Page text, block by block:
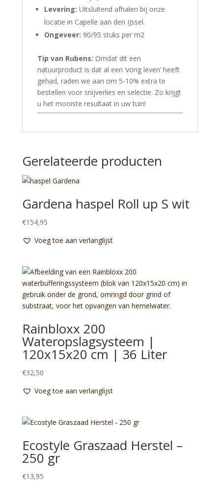
Levering: Uitsluitend afhalen bij onze
locatie in Capelle aan den IJssel.
Ongeveer: 90/95 stuks per m2
Tip van Rubens: Omdat dit een
natuurproduct is dat al een ‘vorig leven’ heeft
gehad, raden we aan om 5-10% extra te
bestellen voor snijverlies en selectie. Zo krijgt
u het mooiste resultaat in uw tuin!
Gerelateerde producten
Gardena haspel Roll up S wit
€154,95
Voeg toe aan verlanglijst
Rainbloxx 200
Wateropslagsysteem |
120x15x20 cm | 36 Liter
€32,50
Voeg toe aan verlanglijst
Ecostyle Graszaad Herstel –
250 gr
€13,95